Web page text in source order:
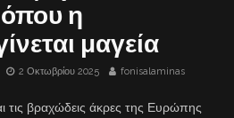
η
μαγεία
2 Οκτωβρίου 2025 fonisalaminas
τις βραχώδεις άκρες της Ευρώπης